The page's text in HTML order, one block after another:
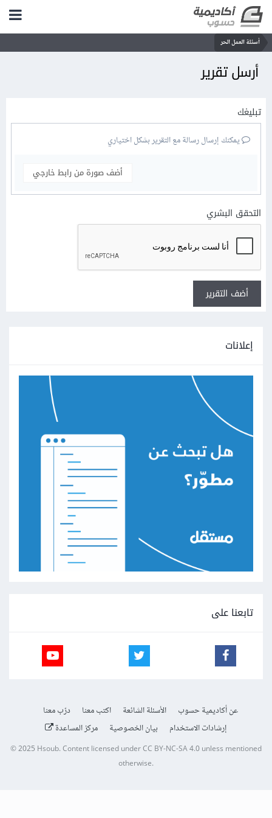
أسئلة العمل الحر
أرسل تقرير
تبليغك
يمكنك إرسال رسالة مع التقرير بشكل اختياري
أضف صورة من رابط خارجي
التحقق البشري
أضف التقرير
إعلانات
تابعنا على
عن أكاديمية حسوب الأسئلة الشائعة اكتب معنا
درّب معنا
إرشادات الاستخدام
بيان الخصوصية مركز المساعدة
© 2025 Hsoub.Content licensed underCC BY-NC-SA 4.0unless mentioned
otherwise.